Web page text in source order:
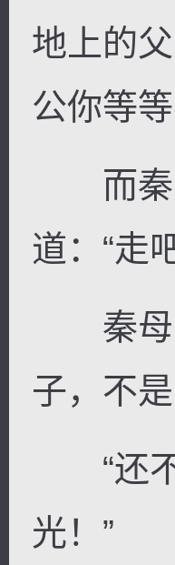
地上的
公你等
而秦虎
道：“走
秦母见
子，不
“还不
光！”